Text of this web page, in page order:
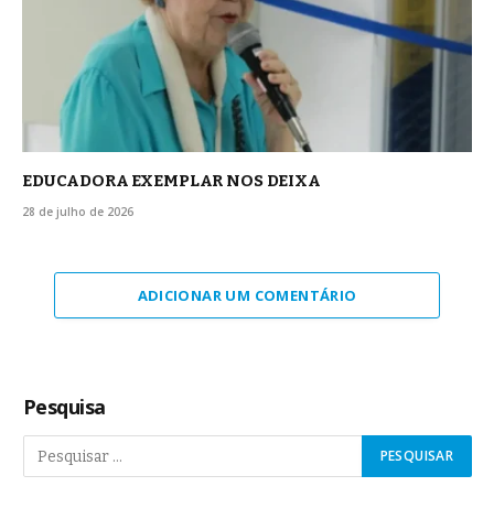
EDUCADORA EXEMPLAR NOS DEIXA
28 de julho de 2026
ADICIONAR UM COMENTÁRIO
Pesquisa